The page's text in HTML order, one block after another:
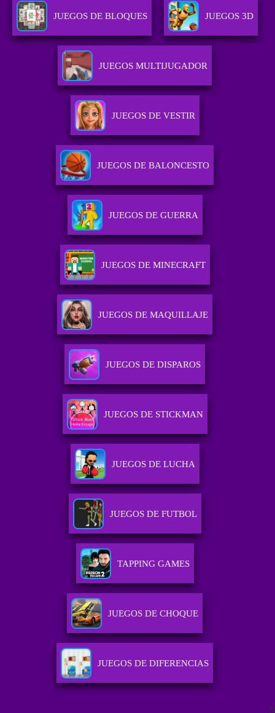
JUEGOS DE BLOQUES JUEGOS 3D
JUEGOS MULTIJUGADOR
JUEGOS DE VESTIR
JUEGOS DE BALONCESTO
JUEGOS DE GUERRA
JUEGOS DE MINECRAFT
JUEGOS DE MAQUILLAJE
JUEGOS DE DISPAROS
JUEGOS DE STICKMAN
JUEGOS DE LUCHA
JUEGOS DE FUTBOL
TAPPING GAMES
JUEGOS DE CHOQUE
JUEGOS DE DIFERENCIAS